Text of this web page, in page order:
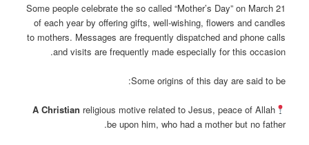
Some people celebrate the so called “Mother’s Day” on March 21
of each year by offering gifts, well-wishing, flowers and candles
to mothers. Messages are frequently dispatched and phone calls
and visits are frequently made especially for this occasion.
Some origins of this day are said to be:
A Christian religious motive related to Jesus, peace of Allah
be upon him, who had a mother but no father.